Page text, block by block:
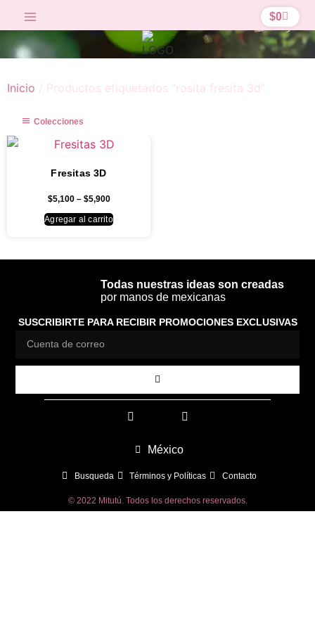
$0
Inicio / Productos etiquetados “rosita fresita 3d”
Colecciones
Fresitas 3D
$5,100 – $5,900
Agregar al carrito
Todas nuestras ideas son creadas
por manos de mexicanas
SUSCRIBIRTE PARA RECIBIR PROMOCIONES EXCLUSIVAS
México
Busqueda Términos y Políticas Contacto
© 2022 Mitutú. Todos los derechos reservados.